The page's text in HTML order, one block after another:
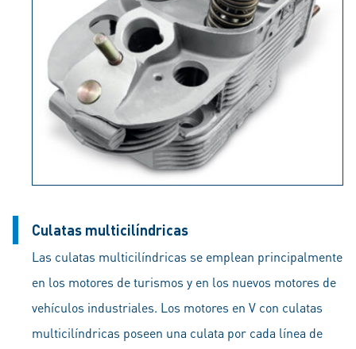
Culatas multicilíndricas
Las culatas multicilíndricas se emplean principalmente
en los motores de turismos y en los nuevos motores de
vehículos industriales. Los motores en V con culatas
multicilíndricas poseen una culata por cada línea de